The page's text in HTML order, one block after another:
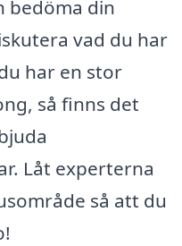
bedöma din
vad du har
har en stor
så finns det
Låt experterna
så att du